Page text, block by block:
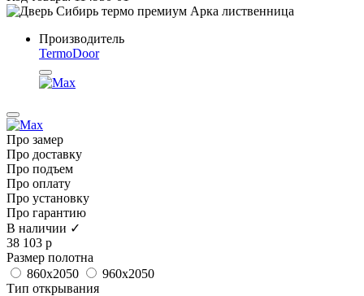
Производитель
TermoDoor
Про замер
Про доставку
Про подъем
Про оплату
Про установку
Про гарантию
В наличии ✓
38 103 р
Размер полотна
860x2050
960x2050
Тип открывания